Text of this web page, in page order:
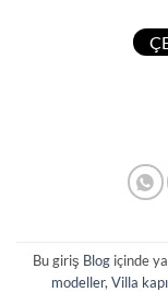
Bu giriş Blog içinde
modeller, Villa